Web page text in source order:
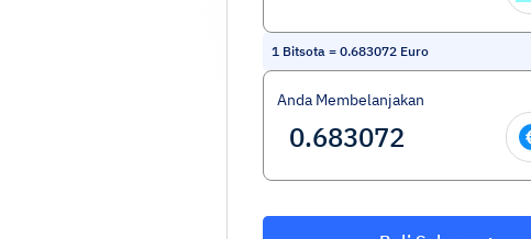
1 Bitsota = 0.683072 Euro
Anda Membelanjakan